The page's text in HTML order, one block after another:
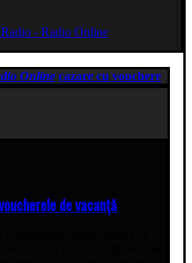
Online cazare cu vouchere
de vacanță